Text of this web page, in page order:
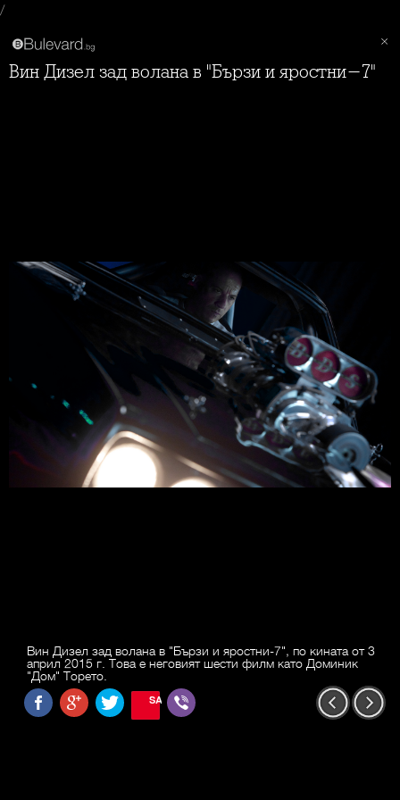
/
Вин Дизел зад волана в "Бързи и яростни-7"
Вин Дизел зад волана в "Бързи и яростни-7", по кината от 3
април 2015 г. Това е неговият шести филм като Доминик
"Дом" Торето.
SAVE